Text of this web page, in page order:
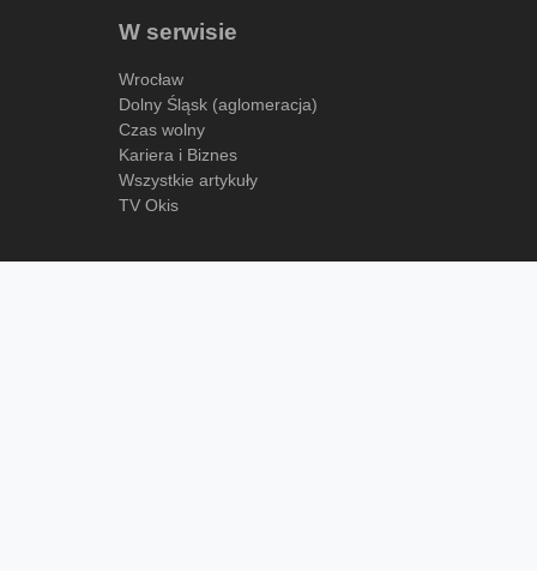
W serwisie
Wrocław
Dolny Śląsk (aglomeracja)
Czas wolny
Kariera i Biznes
Wszystkie artykuły
TV Okis